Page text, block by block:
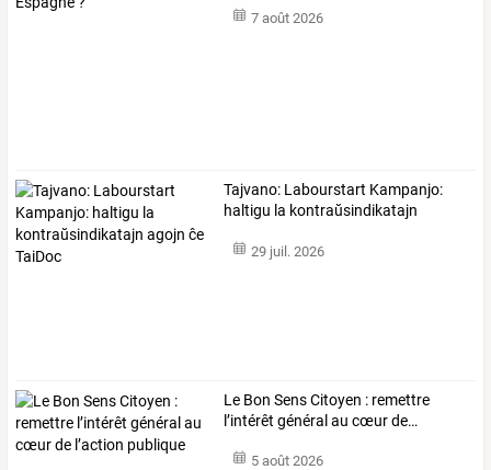
7 août 2026
Tajvano: Labourstart Kampanjo:
haltigu la kontraŭsindikatajn
29 juil. 2026
Le Bon SensCitoyen : remettre
l’intérêt général au cœurde…
5 août 2026